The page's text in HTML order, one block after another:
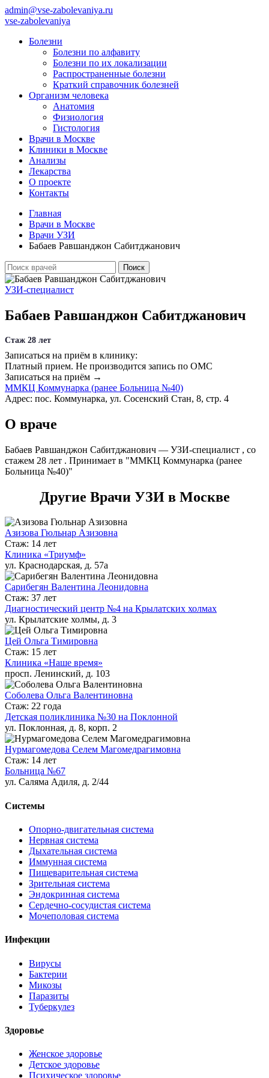
admin@vse-zabolevaniya.ru
vse-zabolevaniya
Болезни
Болезни по алфавиту
Болезни по их локализации
Распространенные болезни
Краткий справочник болезней
Организм человека
Анатомия
Физиология
Гистология
Врачи в Москве
Клиники в Москве
Анализы
Лекарства
О проекте
Контакты
Главная
Врачи в Москве
Врачи УЗИ
Бабаев Равшанджон Сабитджанович
УЗИ-специалист
Бабаев Равшанджон Сабитджанович
Стаж 28 лет
Записаться на приём в клинику:
Платный прием. Не производится запись по ОМС
Записаться на приём →
ММКЦ Коммунарка (ранее Больница №40)
Адрес: пос. Коммунарка, ул. Сосенский Стан, 8, стр. 4
О враче
Бабаев Равшанджон Сабитджанович — УЗИ-специалист , со
стажем 28 лет . Принимает в "ММКЦ Коммунарка (ранее
Больница №40)"
Другие Врачи УЗИ в Москве
Азизова Гюльнар Азизовна
Стаж: 14 лет
Клиника «Триумф»
ул. Краснодарская, д. 57а
Сарибегян Валентина Леонидовна
Стаж: 37 лет
Диагностический центр №4 на Крылатских холмах
ул. Крылатские холмы, д. 3
Цей Ольга Тимировна
Стаж: 15 лет
Клиника «Наше время»
просп. Ленинский, д. 103
Соболева Ольга Валентиновна
Стаж: 22 года
Детская поликлиника №30 на Поклонной
ул. Поклонная, д. 8, корп. 2
Нурмагомедова Селем Магомедрагимовна
Стаж: 14 лет
Больница №67
ул. Саляма Адиля, д. 2/44
Системы
Опорно-двигательная система
Нервная система
Дыхательная система
Иммунная система
Пищеварительная система
Зрительная система
Эндокринная система
Сердечно-сосудистая система
Мочеполовая система
Инфекции
Вирусы
Бактерии
Микозы
Паразиты
Туберкулез
Здоровье
Женское здоровье
Детское здоровье
Психическое здоровье